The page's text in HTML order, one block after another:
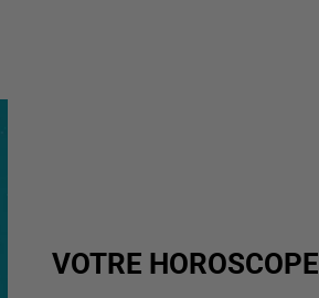
VOTRE HOROSCOPE